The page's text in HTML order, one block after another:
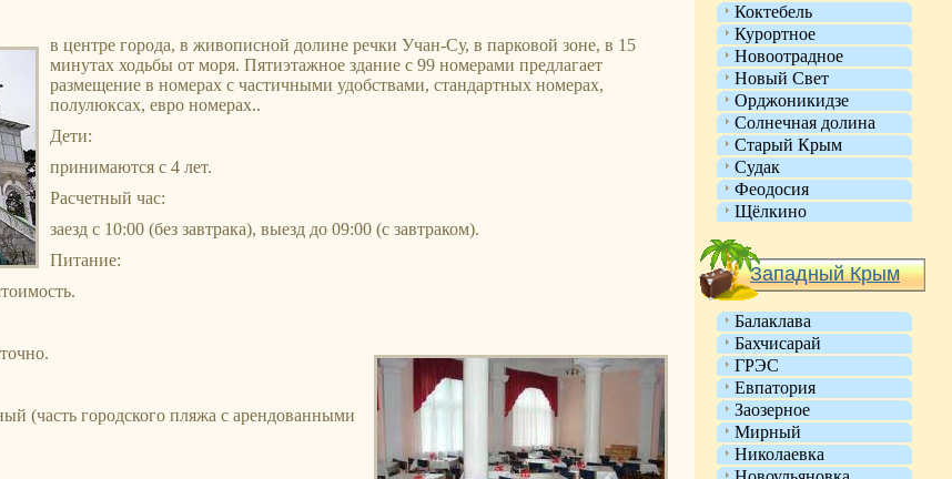
в центре города, в живописной долине речки Учан-Су, в парковой зоне, в 15
минутах ходьбы от моря. Пятиэтажное здание с 99 номерами предлагает
размещение в номерах с частичными удобствами, стандартных номерах,
полулюксах, евро номерах..
Дети:
принимаются с 4 лет.
Расчетный час:
заезд с 10:00 (без завтрака), выезд до 09:00 (с завтраком).
Питание:
(часть городского пляжа с арендованными
Коктебель
Курортное
Новоотрадное
Новый Свет
Орджоникидзе
Солнечная долина
Старый Крым
Судак
Феодосия
Щёлкино
Западный Крым
Балаклава
Бахчисарай
ГРЭС
Евпатория
Заозерное
Мирный
Николаевка